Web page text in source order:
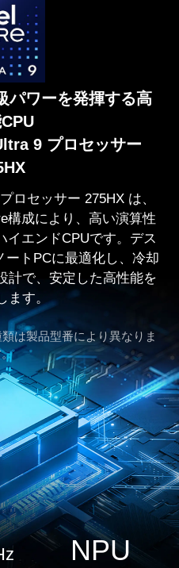
パワーを発揮する高
9 プロセッサー
ロセッサー 275HX は、
構成により、高い演算性
イエンドCPUです。デス
ートPCに最適化し、冷却
計で、安定した高性能を
ます。
は製品型番により異なりま
NPU